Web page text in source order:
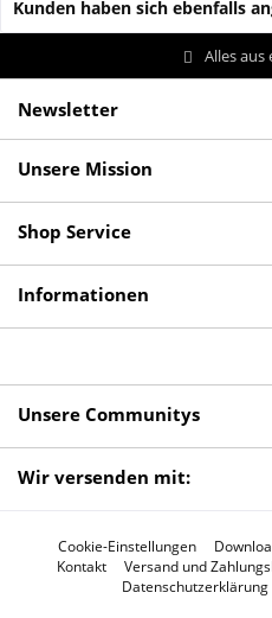
Kunden haben sich ebenfalls
Alles aus
Newsletter
Unsere Mission
Shop Service
Informationen
Unsere Communitys
Wir versenden mit:
Cookie-Einstellungen
Kontakt
Versand und
Datenschutzerklärung